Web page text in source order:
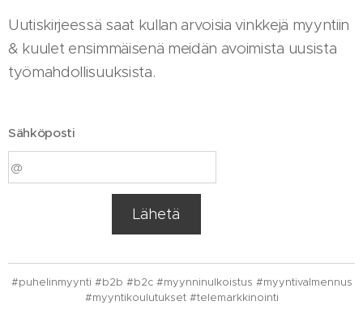
Uutiskirjeessä saat kullan arvoisia vinkkejä myyntiin
& kuulet ensimmäisenä meidän avoimista uusista
työmahdollisuuksista.
Sähköposti
Lähetä
#puhelinmyynti #b2b #b2c #myynninulkoistus #myyntivalmennus
#myyntikoulutukset #telemarkkinointi